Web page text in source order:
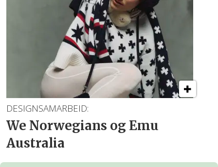
DESIGNSAMARBEID:
We Norwegians og Emu
Australia